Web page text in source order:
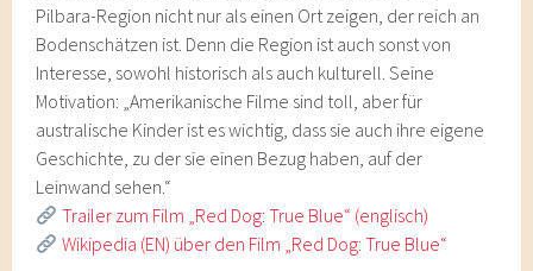
Pilbara-Region nicht nur als einen Ort zeigen, der reich an
Bodenschätzen ist. Denn die Region ist auch sonst von
Interesse, sowohl historisch als auch kulturell. Seine
Motivation: „Amerikanische Filme sind toll, aber für
australische Kinder ist es wichtig, dass sie auch ihre eigene
Geschichte, zu der sie einen Bezug haben, auf der
Leinwand sehen.“
Trailer zum Film „Red Dog: True Blue“ (englisch)
Wikipedia (EN) über den Film „Red Dog: True Blue“